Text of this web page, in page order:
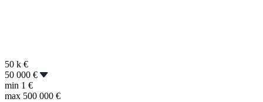
50 k €
50 000 €
min 1 €
max 500 000 €